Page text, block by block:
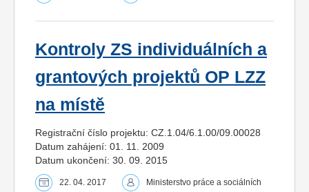
Kontroly ZS individuálních a
grantových projektů OP LZZ
na místě
Registrační číslo projektu: CZ.1.04/6.1.00/09.00028
Datum zahájení: 01. 11. 2009
Datum ukončení: 30. 09. 2015
22. 04. 2017
Ministerstvo práce a sociálních